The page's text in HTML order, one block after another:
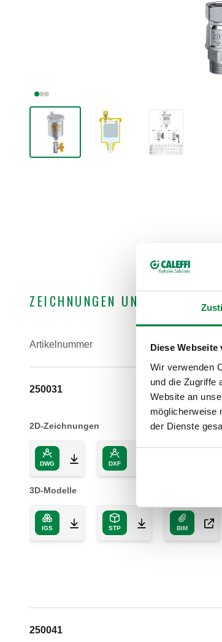
Diese
Wir verwenden
und die Zugriffe
Website an
möglicherweise
der Dienste
ZEICHNUNGEN UND
Artikelnummer
250031
2D-Zeichnungen
DWG DXF
3D-Modelle
IGS STP BIM
250041